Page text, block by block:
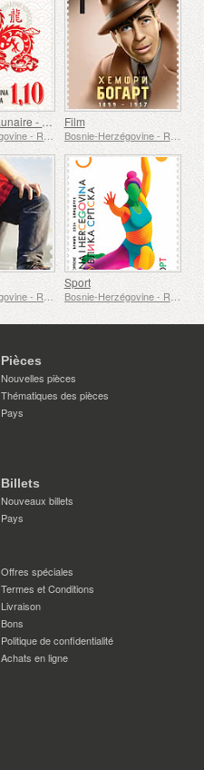
Horoscope Lunaire - Année du Dragon Film
Sport
Pièces
Nouvelles pièces
Thématiques des pièces
Pays
Billets
Nouveaux billets
Pays
Offres spéciales
Termes et Conditions
Livraison
Bons
Politique de confidentialité
Achats en ligne